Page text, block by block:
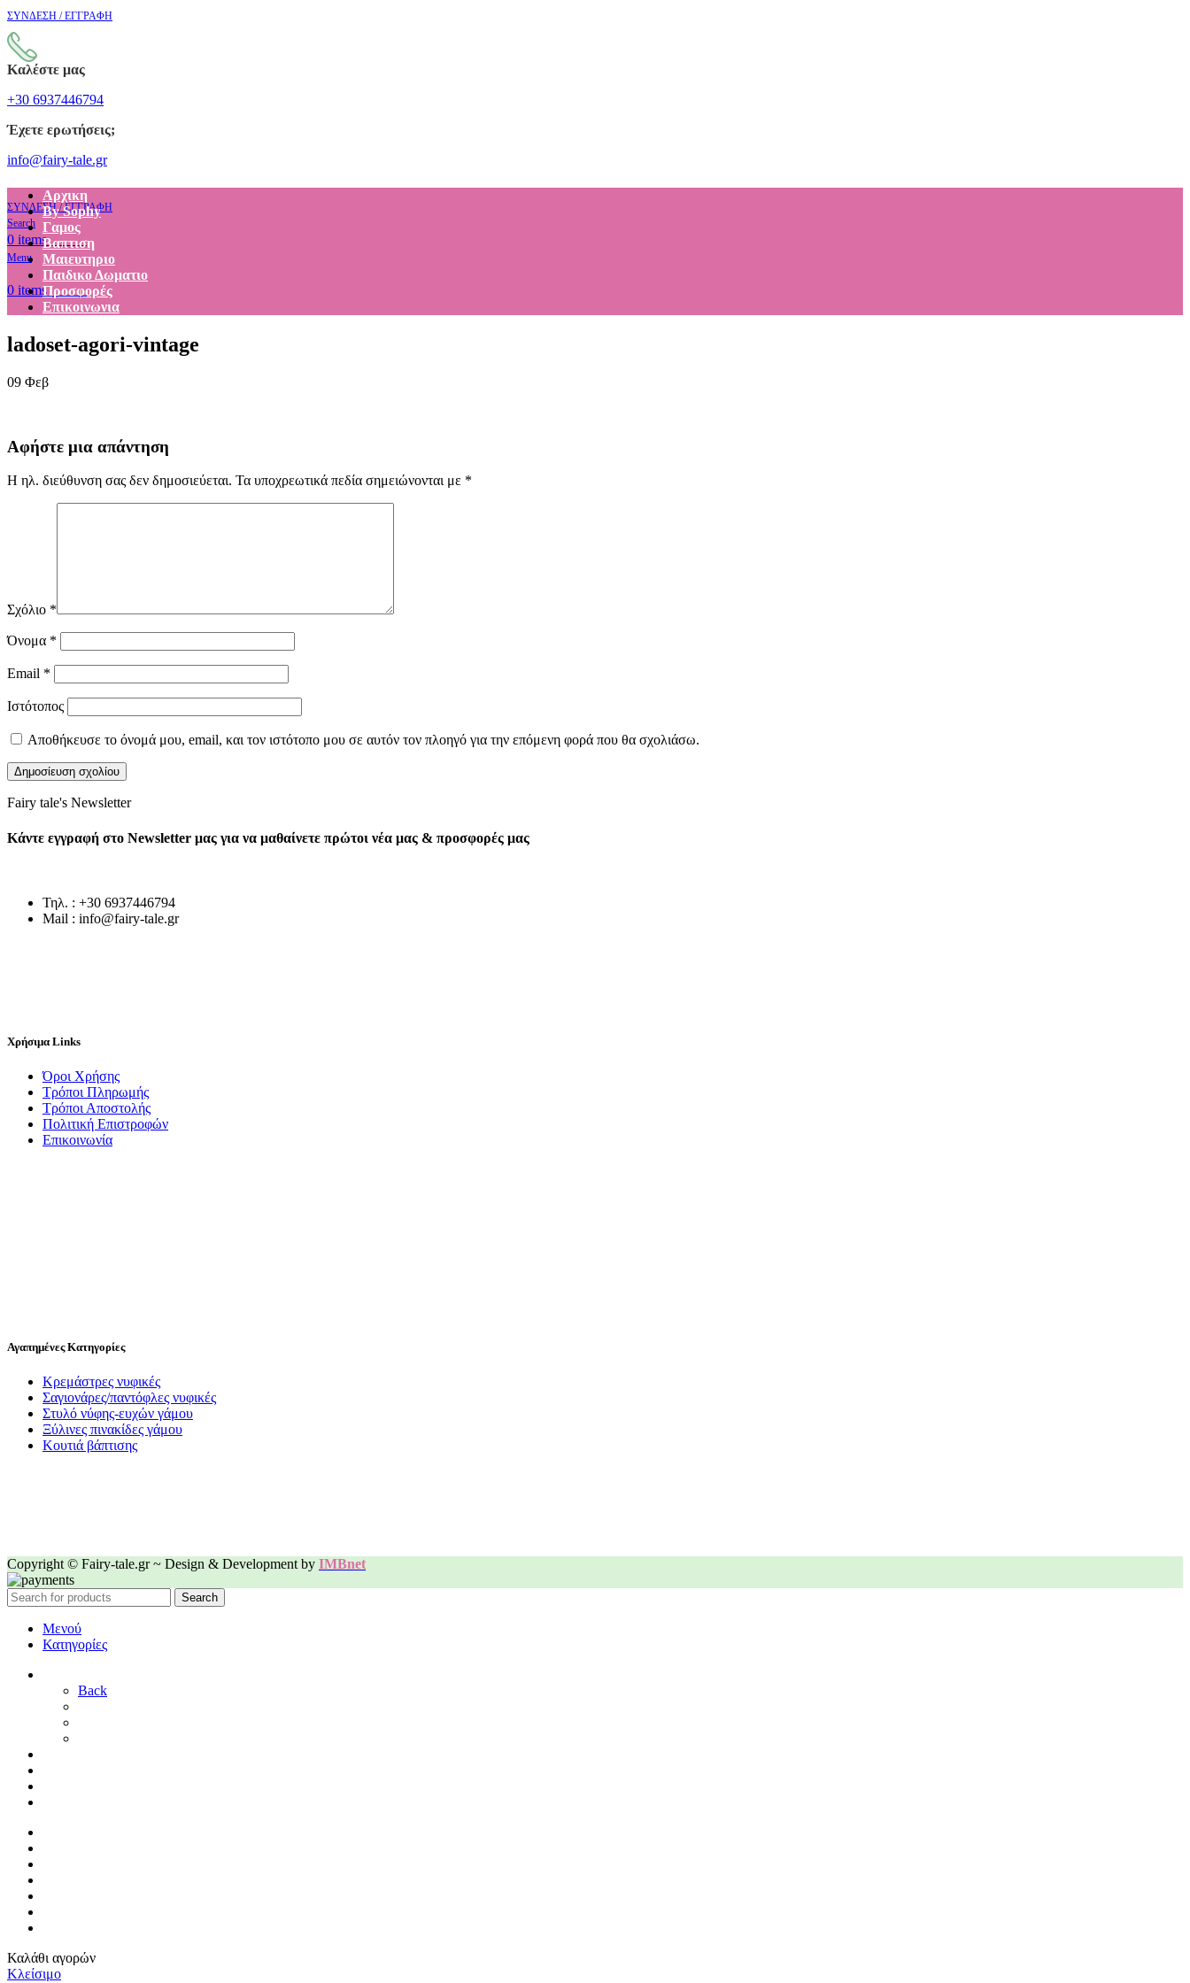
ΣΥΝΔΕΣΗ / ΕΓΓΡΑΦΗ
Καλέστε μας
+30 6937446794
Έχετε ερωτήσεις;
info@fairy-tale.gr
ΣΥΝΔΕΣΗ / ΕΓΓΡΑΦΗ
Search
0 items €0.00
Menu
0 items €0.00
Αρχικη
By Sophy
Γαμος
Βαπτιση
Μαιευτηριο
Παιδικο Δωματιο
Προσφορές
Επικοινωνια
ladoset-agori-vintage
09 Φεβ
Αφήστε μια απάντηση
Η ηλ. διεύθυνση σας δεν δημοσιεύεται. Τα υποχρεωτικά πεδία σημειώνονται με *
Σχόλιο *
Όνομα *
Email *
Ιστότοπος
Αποθήκευσε το όνομά μου, email, και τον ιστότοπο μου σε αυτόν τον πλοηγό για την επόμενη φορά που θα σχολιάσω.
Fairy tale's Newsletter
Κάντε εγγραφή στο Newsletter μας για να μαθαίνετε πρώτοι νέα μας & προσφορές μας
Τηλ. : +30 6937446794
Mail : info@fairy-tale.gr
Χρήσιμα Links
Όροι Χρήσης
Τρόποι Πληρωμής
Τρόποι Αποστολής
Πολιτική Επιστροφών
Επικοινωνία
Αγαπημένες Κατηγορίες
Κρεμάστρες νυφικές
Σαγιονάρες/παντόφλες νυφικές
Στυλό νύφης-ευχών γάμου
Ξύλινες πινακίδες γάμου
Κουτιά βάπτισης
Copyright © Fairy-tale.gr ~ Design & Development by IMBnet
Search
Μενού
Κατηγορίες
Back
Καλάθι αγορών
Κλείσιμο